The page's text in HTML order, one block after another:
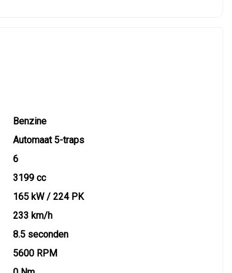
Benzine
Automaat 5-traps
6
3199 cc
165 kW / 224 PK
233 km/h
8.5 seconden
5600 RPM